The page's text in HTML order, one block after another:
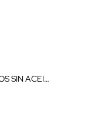
SOBRES DESMAQUILLANTE DE OJOS SIN ACEITE